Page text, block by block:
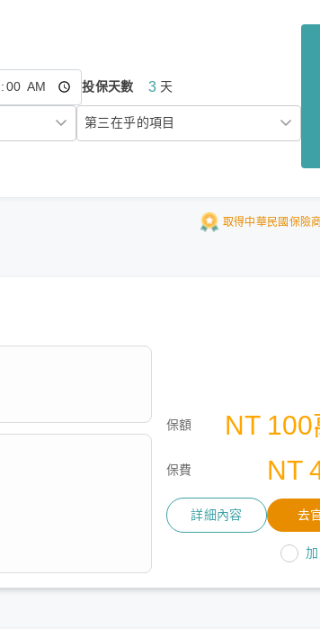
投保天數 3 天
取得中華民國保險
保額 NT 100
保費 NT
詳細內容 去